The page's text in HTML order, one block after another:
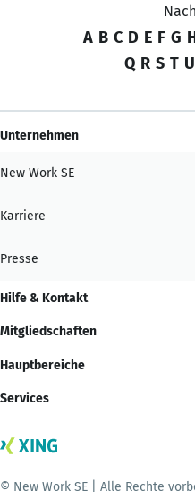
A B C D E F G
Q R S T U
Unternehmen
New Work SE
Karriere
Presse
Hilfe & Kontakt
Mitgliedschaften
Hauptbereiche
Services
© New Work SE | Alle Rechte